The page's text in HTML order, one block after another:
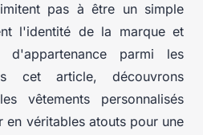
pas à être un simple
l'identité de la marque et
d'appartenance parmi les
cet article, découvrons
vêtements personnalisés
en véritables atouts pour une